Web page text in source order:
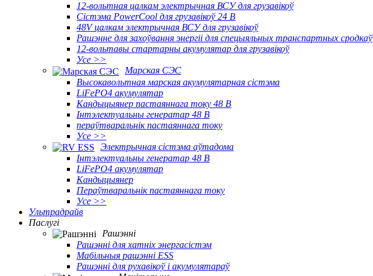
12-вольтная цалкам электрычная ВСУ для грузавікоў
Сістэма PowerCool для грузавікоў 24 В
48V цалкам электрычная ВСУ для грузавікоў
Рашэнне для захоўвання энергіі для спецыяльных транспартных сродкаў
12-вольтавы стартарны акумулятар для грузавікоў
Усе >>
Марская СЭС
Высокавольтная марская акумулятарная сістэма
LiFePO4 акумулятар
Кандыцыянер пастаяннага току 48 В
Інтэлектуальны генератар 48 В
пераўтваральнік пастаяннага току
Усе >>
Электрычная сістэма аўтадома
Інтэлектуальны генератар 48 В
LiFePO4 акумулятар
Кандыцыянер
Пераўтваральнік пастаяннага току
Усе >>
Ультрадрайв
Паслугі
Рашэнні
Рашэнні для хатніх энергасістэм
Мабільныя рашэнні ESS
Рашэнні для рухавікоў і акумулятараў